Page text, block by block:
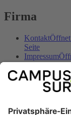
Firma
Kontakt
Seite
Impressum
Öffnungszeiten
externe Seite
AnreiseÖffnet
Preise &